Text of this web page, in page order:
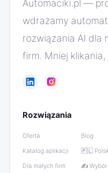
Automaciki.pl —
wdrażamy
rozwiązania AI dla
firm. Mniej
Rozwiązania
Oferta
Katalog aplikacji
Dla małych firm
Blog
🇵🇱
✍️ Wybór